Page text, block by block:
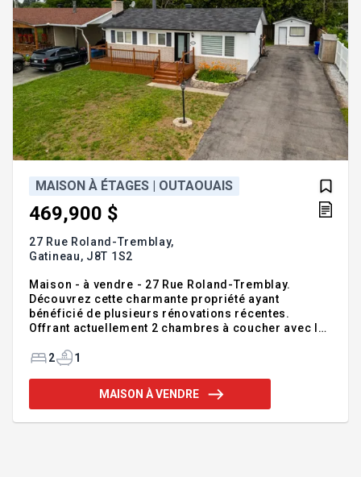
MAISON À ÉTAGES | OUTAOUAIS
469,900 $
27 Rue Roland-Tremblay,
Gatineau, J8T 1S2
Maison - à vendre - 27 Rue Roland-Tremblay.
Découvrez cette charmante propriété ayant
bénéficié de plusieurs rénovations récentes.
Offrant actuellement 2 chambres à coucher avec la
s'adapte parfaitement à vos besoins. Son sous-sol
impressionner par sa qualité de finition et son
ambiance accueillante. Profitez d'une immense
2 1
MAISON À VENDRE